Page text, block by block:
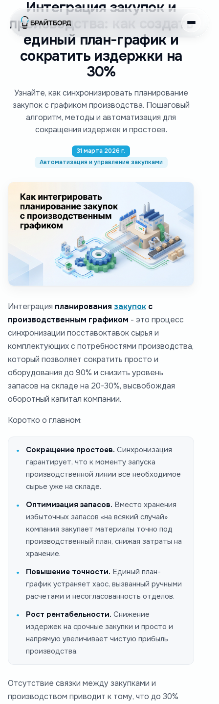
Интеграция закупок и
производства: как создать
единый план-график и
сократить издержки на
30%
Узнайте, как синхронизировать планирование
закупок с графиком производства. Пошаговый
алгоритм, методы и автоматизация для
сокращения издержек и простоев.
31 марта 2026 г.
Автоматизация и управление закупками
Интеграция планирования закупок с
производственным графиком - это процесс
синхронизации посставоктавок сырья и
комплектующих с потребностями производства,
который позволяет сократить просто и
оборудования до 90% и снизить уровень
запасов на складе на 20-30%, высвобождая
оборотный капитал компании.
Коротко о главном:
Сокращение простоев. Синхронизация
гарантирует, что к моменту запуска
производственной линии все необходимое
сырье уже на складе.
Оптимизация запасов. Вместо хранения
избыточных запасов «на всякий случай»
компания закупает материалы точно под
производственный план, снижая затраты на
хранение.
Повышение точности. Единый план-
график устраняет хаос, вызванный ручными
расчетами и несогласованность отделов.
Рост рентабельности. Снижение
издержек на срочные закупки и просто и
напрямую увеличивает чистую прибыль
производства.
Отсутствие связки между закупками и
производством приводит к тому, что до 30%